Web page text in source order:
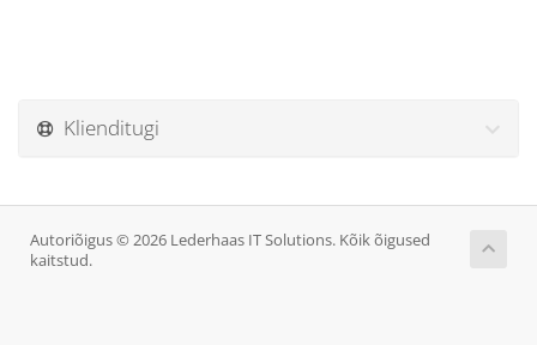
Klienditugi
Autoriõigus © 2026 Lederhaas IT Solutions. Kõik õigused
kaitstud.